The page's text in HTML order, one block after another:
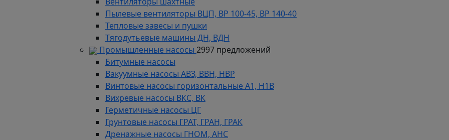
Пылевые вентиляторы ВЦП, ВР 100-45, ВР 140-40
Тепловые завесы и пушки
Тягодутьевые машины ДН, ВДН
Промышленные насосы 2997 предложений
Битумные насосы
Вакуумные насосы АВЗ, ВВН, НВР
Винтовые насосы горизонтальные А1, Н1В
Вихревые насосы ВКС, ВК
Герметичные насосы ЦГ
Грунтовые насосы ГРАТ, ГРАН, ГРАК
Дренажные насосы ГНОМ, АНС